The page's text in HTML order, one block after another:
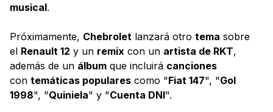
musical.
Próximamente, Chebrolet lanzará otro tema sobre
el Renault 12 y un remix con un artista de RKT,
además de un álbum que incluirá canciones
con temáticas populares como "Fiat 147", "Gol
1998", "Quiniela" y "Cuenta DNI".